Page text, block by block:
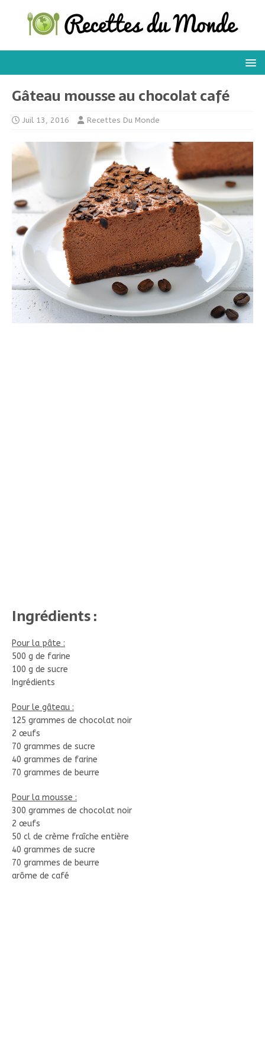
Gâteau mousse au chocolat café
Juil 13, 2016 Recettes Du Monde
Ingrédients :
Pour la pâte :
500 g de farine
100 g de sucre
Ingrédients
Pour le gâteau :
125 grammes de chocolat noir
2 œufs
70 grammes de sucre
40 grammes de farine
70 grammes de beurre
Pour la mousse :
300 grammes de chocolat noir
2 œufs
50 cl de crème fraîche entière
40 grammes de sucre
70 grammes de beurre
arôme de café